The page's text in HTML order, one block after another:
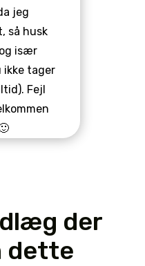
jeg
så husk
især
ikke tager
Fejl
der
dette